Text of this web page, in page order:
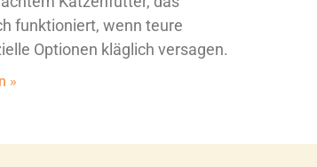
funktioniert, wenn teure
Optionen kläglich versagen.
»